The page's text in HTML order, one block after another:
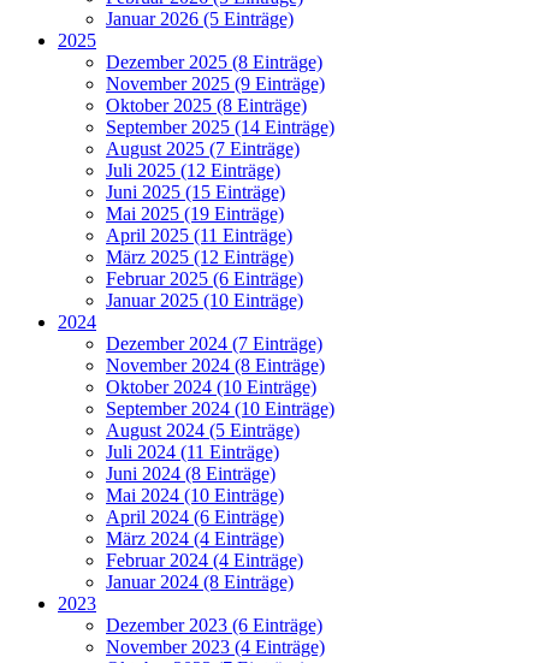
Januar 2026 (5 Einträge)
2025
Dezember 2025 (8 Einträge)
November 2025 (9 Einträge)
Oktober 2025 (8 Einträge)
September 2025 (14 Einträge)
August 2025 (7 Einträge)
Juli 2025 (12 Einträge)
Juni 2025 (15 Einträge)
Mai 2025 (19 Einträge)
April 2025 (11 Einträge)
März 2025 (12 Einträge)
Februar 2025 (6 Einträge)
Januar 2025 (10 Einträge)
2024
Dezember 2024 (7 Einträge)
November 2024 (8 Einträge)
Oktober 2024 (10 Einträge)
September 2024 (10 Einträge)
August 2024 (5 Einträge)
Juli 2024 (11 Einträge)
Juni 2024 (8 Einträge)
Mai 2024 (10 Einträge)
April 2024 (6 Einträge)
März 2024 (4 Einträge)
Februar 2024 (4 Einträge)
Januar 2024 (8 Einträge)
2023
Dezember 2023 (6 Einträge)
November 2023 (4 Einträge)